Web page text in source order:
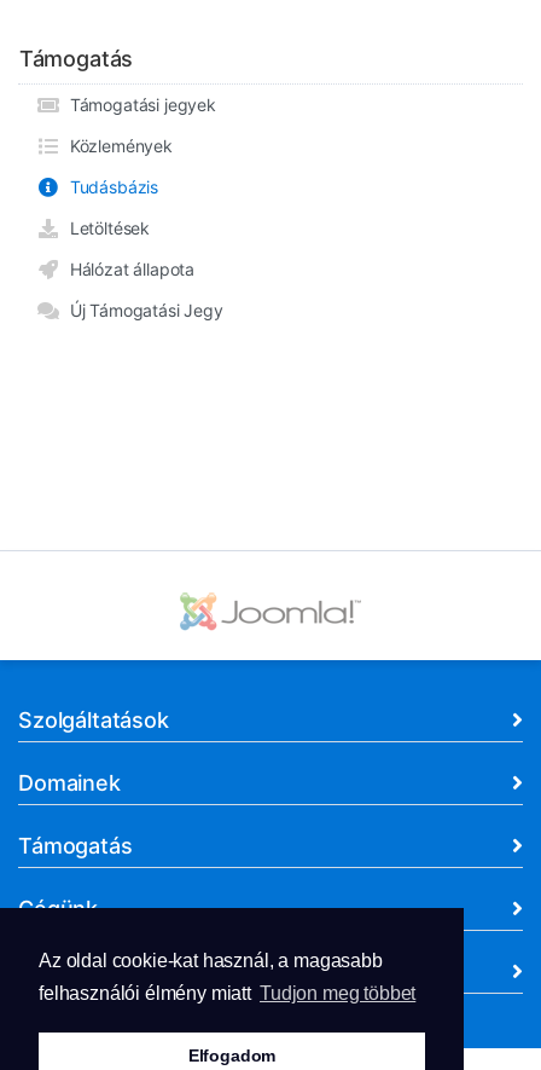
Az oldal cookie-kat használ, a magasabb
felhasználói élmény miatt Tudjon meg többet
Elfogadom
Támogatás
Támogatási jegyek
Közlemények
Tudásbázis
Letöltések
Hálózat állapota
Új Támogatási Jegy
Szolgáltatások
Domainek
Támogatás
Cégünk
Dokumentumok